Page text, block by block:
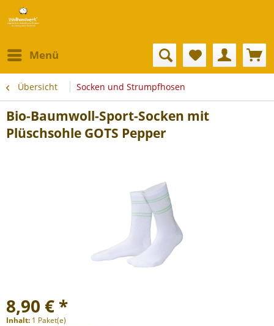
Menü
Übersicht Socken und Strumpfhosen
Bio-Baumwoll-Sport-Socken mit
Plüschsohle GOTS Pepper
8,90 € *
Inhalt: 1 Paket(e)